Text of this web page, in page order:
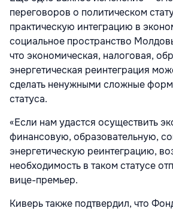
переговоров о политическом
практическую интеграцию в
социальное пространство
что экономическая, налоговая,
энергетическая реинтеграция
сделать ненужными сложные
статуса.
«Если нам удастся осуществить
финансовую, образовательную,
энергетическую реинтеграцию,
необходимость в таком статусе
вице-премьер.
Киверь также подтвердил, что